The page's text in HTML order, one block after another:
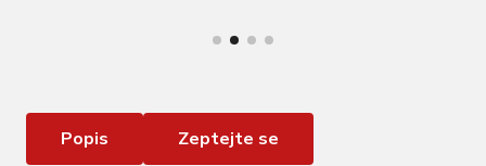
Popis Zeptejte se